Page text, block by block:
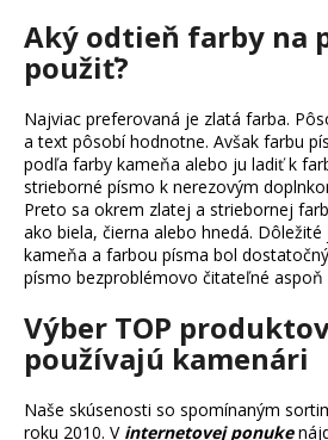
Aký odtieň farby na
použiť?
Najviac preferovaná je zlatá farba.
a text pôsobí hodnotne. Avšak farbu
podľa farby kameňa alebo ju ladiť k
strieborné písmo k nerezovým
Preto sa okrem zlatej a striebornej
ako biela, čierna alebo hnedá.
kameňa a farbou písma bol
písmo bezproblémovo čitateľné aspoň
Výber TOP
používajú kamenári
Naše skúsenosti so spomínaným
roku 2010. V internetovej ponuke